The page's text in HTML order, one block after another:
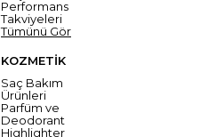
Performans
Takviyeleri
Tümünü Gör
KOZMETİK
Saç Bakım
Ürünleri
Parfüm ve
Deodorant
Highlighter